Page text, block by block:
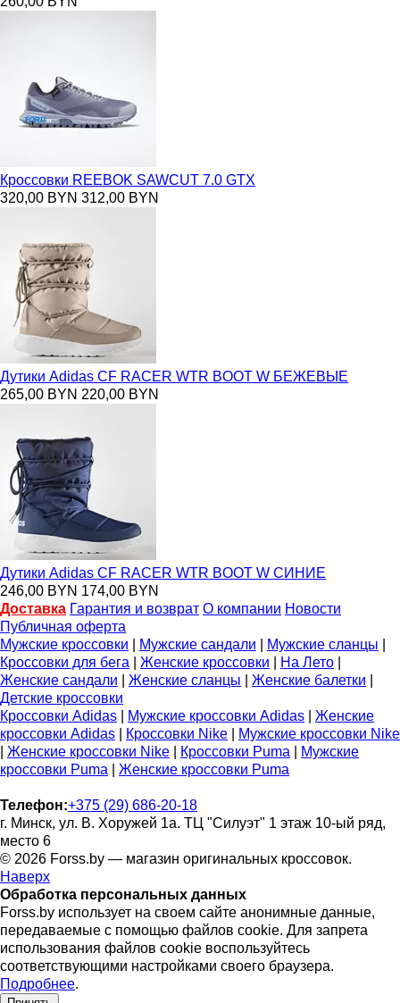
Кроссовки REEBOK SAWCUT 7.0 GTX
320,00 BYN 312,00 BYN
Дутики Adidas CF RACER WTR BOOT W БЕЖЕВЫЕ
265,00 BYN 220,00 BYN
Дутики Adidas CF RACER WTR BOOT W СИНИЕ
246,00 BYN 174,00 BYN
Доставка Гарантия и возврат О компании Новости
Публичная оферта
Мужские кроссовки
Мужские сандали Мужские сланцы
Кроссовки для бега
Женские кроссовки На Лето
Женские сандали
Женские сланцы Женские балетки
Детские кроссовки
Кроссовки Adidas
Мужские кроссовки Adidas
Женские
кроссовки Adidas
Кроссовки Nike
Мужские кроссовки Nike
Женские кроссовки Nike Кроссовки Puma
Мужские
кроссовки Puma
Женские кроссовки Puma
Телефон:+375 (29) 686-20-18
г. Минск, ул. В. Хоружей 1а. ТЦ "Силуэт" 1 этаж 10-ый ряд,
место 6
© 2026 Forss.by — магазин оригинальных кроссовок.
Наверх
Обработка персональных данных
Forss.by использует на своем сайте анонимные данные,
передаваемые с помощью файлов cookie. Для запрета
использования файлов cookie воспользуйтесь
соответствующими настройками своего браузера.
Подробнее.